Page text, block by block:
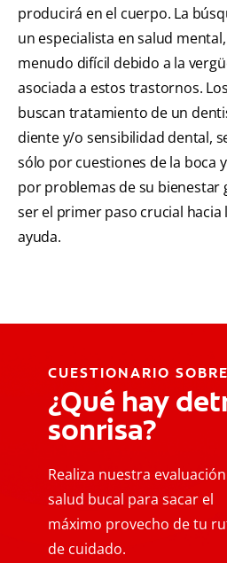
producirá en el cuerpo. La
un especialista en salud
menudo difícil debido a la
asociada a estos trastornos.
buscan tratamiento de un
diente y/o sensibilidad dental,
sólo por cuestiones de la boca
por problemas de su bienestar
ser el primer paso crucial
ayuda.
CUESTIONARIO
¿Qué hay
sonrisa?
Realiza nuestra
salud bucal para sacar el
máximo provecho de tu
de cuidado.